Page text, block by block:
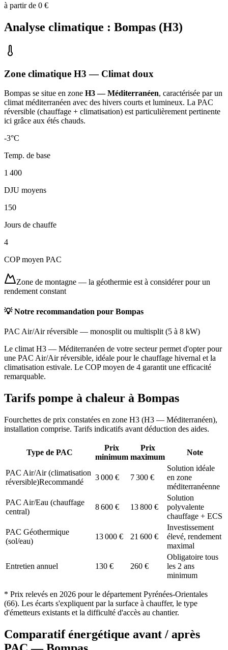
à partir de 0 €
Analyse climatique : Bompas (H3)
Zone climatique H3 — Climat doux
Bompas se situe en zone H3 — Méditerranéen, caractérisée par un
climat méditerranéen avec des hivers courts et lumineux. La PAC
réversible (chauffage + climatisation) est particulièrement pertinente
ici grâce aux étés chauds.
-3°C
Temp. de base
1 400
DJU moyens
150
Jours de chauffe
4
COP moyen PAC
Zone de montagne — la géothermie est à considérer pour un
rendement constant
💡 Notre recommandation pour Bompas
PAC Air/Air réversible — monosplit ou multisplit (5 à 8 kW)
Le climat H3 — Méditerranéen de votre secteur permet d'opter pour
une PAC Air/Air réversible, idéale pour le chauffage hivernal et la
climatisation estivale. Le COP moyen de 4 garantit une efficacité
remarquable.
Tarifs pompe à chaleur à Bompas
Fourchettes de prix constatées en zone H3 (H3 — Méditerranéen),
installation comprise. Tarifs indicatifs avant déduction des aides.
Type de PAC
Prix
minimum
Prix
maximum
Note
PAC Air/Air (climatisation
réversible)Recommandé
3 000 € 7 300 €
Solution idéale
en zone
méditerranéenne
PAC Air/Eau (chauffage
central)
8 600 € 13 800 €
Solution
polyvalente
chauffage + ECS
PAC Géothermique
(sol/eau)
13 000 € 21 600 €
Investissement
élevé, rendement
maximal
Entretien annuel 130 € 260 €
Obligatoire tous
les 2 ans
minimum
* Prix relevés en 2026 pour le département Pyrénées-Orientales
(66). Les écarts s'expliquent par la surface à chauffer, le type
d'émetteurs existants et la difficulté d'accès au chantier.
Comparatif énergétique avant / après